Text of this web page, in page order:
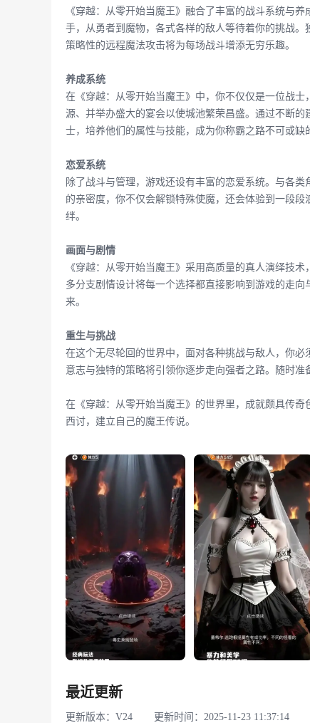
《穿越：从零开始当魔王》融合了丰富的战斗系统与
手，从勇者到魔物，各式各样的敌人等待着你的挑战
策略性的远程魔法攻击将为每场战斗增添无穷乐趣。
养成系统
在《穿越：从零开始当魔王》中，你不仅仅是一位战
源、并举办盛大的宴会以使城池繁荣昌盛。通过不断
士，培养他们的属性与技能，成为你称霸之路不可或缺
恋爱系统
除了战斗与管理，游戏还设有丰富的恋爱系统。与各
的亲密度，你不仅会解锁特殊使魔，还会体验到一段
绊。
画面与剧情
《穿越：从零开始当魔王》采用高质量的真人演绎技
多分支剧情设计将每一个选择都直接影响到游戏的走
来。
重生与挑战
在这个无尽轮回的世界中，面对各种挑战与敌人，你
意志与独特的策略将引领你逐步走向强者之路。随时
在《穿越：从零开始当魔王》的世界里，成就颇具传
西讨，建立自己的魔王传说。
最近更新
更新版本：V24 更新时间：2025-11-23 11:37:14